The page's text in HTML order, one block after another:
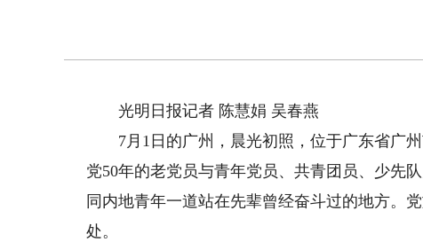
光明日报记者 陈慧娟 吴春燕
7月1日的广州，晨光初照，位于广东省广州
党50年的老党员与青年党员、共青团员、少先
同内地青年一道站在先辈曾经奋斗过的地方。
处。